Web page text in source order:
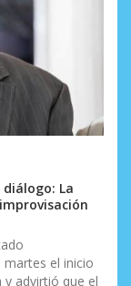
diálogo: La
martes el inicio
y advirtió que el